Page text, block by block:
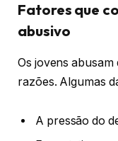
Fatores que
abusivo
Os jovens
razões. Algumas
A pressão do